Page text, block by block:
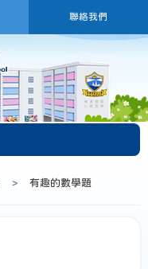
聯絡我們
> 有趣的數學題